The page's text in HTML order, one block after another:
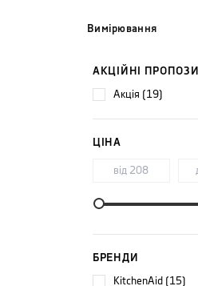
Вимірювання
АКЦІЙНІ
акція (19)
ЦІНА
БРЕНДИ
KitchenAid (15)